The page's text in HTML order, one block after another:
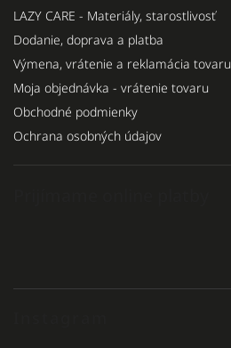
LAZY CARE - Materiály, starostlivosť
Dodanie, doprava a platba
Výmena, vrátenie a reklamácia tovaru
Moja objednávka - vrátenie tovaru
Obchodné podmienky
Ochrana osobných údajov